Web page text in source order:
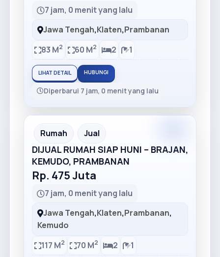
7 jam, 0 menit yang lalu
Jawa Tengah,Klaten,Prambanan
83 M2 60 M2 2 1
LIHAT DETAIL HUBUNGI
Diperbarui 7 jam, 0 menit yang lalu
Rumah Jual
DIJUAL RUMAH SIAP HUNI – BRAJAN,
KEMUDO, PRAMBANAN
Rp. 475 Juta
7 jam, 0 menit yang lalu
Jawa Tengah,Klaten,Prambanan,
Kemudo
117 M2 70 M2 2 1